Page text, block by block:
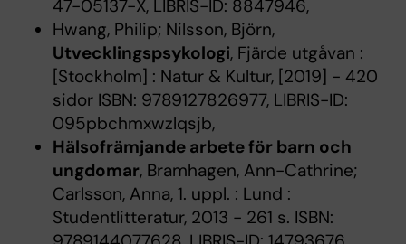
47-05137-X, LIBRIS-ID: 8847946,
Hwang, Philip; Nilsson, Björn,
Utvecklingspsykologi, Fjärde utgåvan :
[Stockholm] : Natur & Kultur, [2019] - 420
sidor ISBN: 9789127826977, LIBRIS-ID:
095pbchmxwzlqsjb,
Hälsofrämjande arbete för barn och
ungdomar, Bramhagen, Ann-Cathrine;
Carlsson, Anna, 1. uppl. : Lund :
Studentlitteratur, 2013 - 261 s. ISBN: